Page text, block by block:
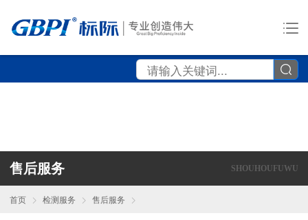
售后服务 SHOUHOUFUWU
首页 检测服务 售后服务